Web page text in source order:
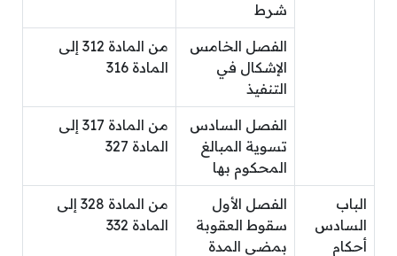
شرط
الفصل الخامس
الإشكال في
التنفيذ
من المادة 312 إلى
المادة 316
الفصل السادس
تسوية المبالغ
المحكوم بها
من المادة 317 إلى
المادة 327
الباب
السادس
أحكام
الفصل الأول
سقوط العقوبة
بمضي المدة
من المادة 328 إلى
المادة 332